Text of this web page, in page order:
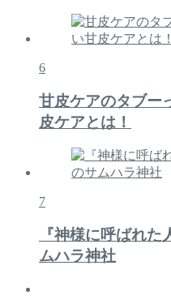
6
甘皮ケアのタブー
皮ケアとは！
7
『神様に呼ばれ
ムハラ神社